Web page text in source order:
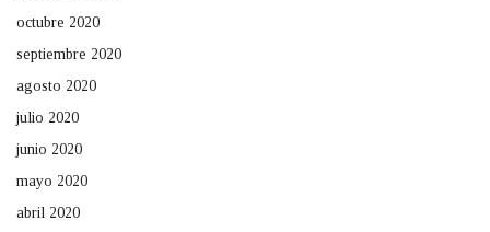
octubre 2020
septiembre 2020
agosto 2020
julio 2020
junio 2020
mayo 2020
abril 2020